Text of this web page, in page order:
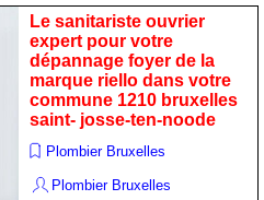
la marque viessmann dans
votre commune 1210
bruxelles saint- josse-ten-
noode
Le sanitariste ouvrier
expert pour votre
dépannage foyer de la
marque riello dans votre
commune 1210 bruxelles
saint- josse-ten-noode
Plombier Bruxelles
Plombier Bruxelles